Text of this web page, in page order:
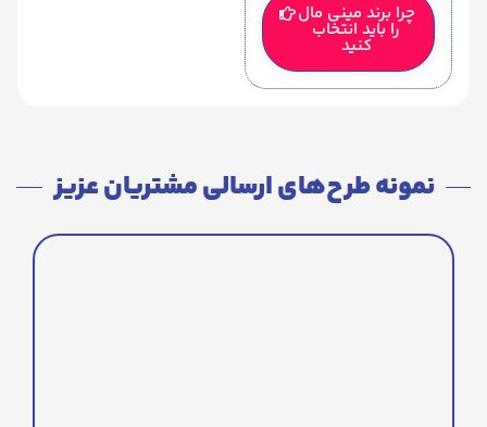
چرا برند مینی مال
را باید انتخاب
کنید
نمونه طرح‌های ارسالی مشتریان عزیز